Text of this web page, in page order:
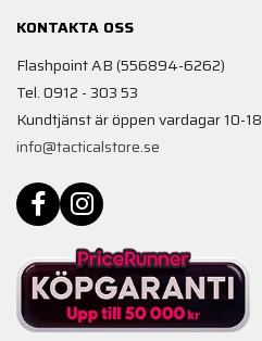
KONTAKTA OSS
Flashpoint AB (556894-6262)
Tel. 0912 - 303 53
Kundtjänst är öppen vardagar 10-18
info@tacticalstore.se